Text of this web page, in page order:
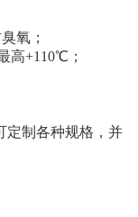
氧；
高+110℃；
定制各种规格，并